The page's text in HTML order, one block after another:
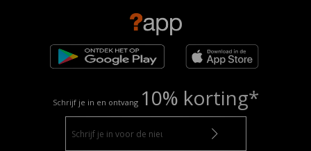
Schrijf je in en ontvang 10% korting*